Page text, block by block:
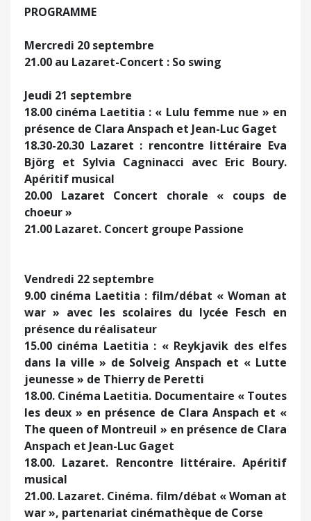
PROGRAMME
Mercredi 20 septembre
21.00 au Lazaret-Concert : So swing
Jeudi 21 septembre
18.00 cinéma Laetitia : « Lulu femme nue » en
présence de Clara Anspach et Jean-Luc Gaget
18.30-20.30 Lazaret : rencontre littéraire Eva
Björg et Sylvia Cagninacci avec Eric Boury.
Apéritif musical
20.00 Lazaret Concert chorale « coups de
choeur »
21.00 Lazaret. Concert groupe Passione
Vendredi 22 septembre
9.00 cinéma Laetitia : film/débat « Woman at
war » avec les scolaires du lycée Fesch en
présence du réalisateur
15.00 cinéma Laetitia : « Reykjavik des elfes
dans la ville » de Solveig Anspach et « Lutte
jeunesse » de Thierry de Peretti
18.00. Cinéma Laetitia. Documentaire « Toutes
les deux » en présence de Clara Anspach et «
The queen of Montreuil » en présence de Clara
Anspach et Jean-Luc Gaget
18.00. Lazaret. Rencontre littéraire. Apéritif
musical
21.00. Lazaret. Cinéma. film/débat « Woman at
war », partenariat cinémathèque de Corse